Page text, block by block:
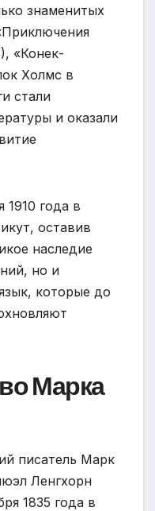
знаменитых
«Конек-
Холмс в
стали
и оказали
1910 года в
оставив
наследие
но и
которые до
Марка
писатель Марк
Ленгхорн
1835 года в